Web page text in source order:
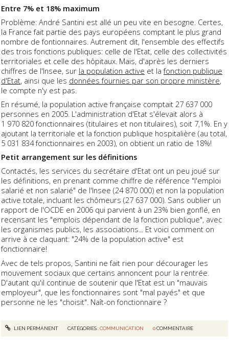
Entre 7% et 18% maximum
Problème: André Santini est allé un peu vite en besogne. Certes,
la France fait partie des pays européens comptant le plus grand
nombre de fontionnaires. Autrement dit, l'ensemble des effectifs
des trois fonctions publiques: celle de l'Etat, celle des collectivités
territoriales et celle des hôpitaux. Mais, d'après les derniers
chiffres de l'Insee, sur la population active et lafonction publique
d'Etat, ainsi que les données fournies par son propre ministère,
le compte n'y est pas.
En résumé, la population active française comptait 27 637 000
personnes en 2005. L'administration d'Etat s'élevait alors à
1 970 820 fonctionnaires (titulaires et non titulaires), soit 7,1%. En y
ajoutant la territoriale et la fonction publique hospitalière (au total,
5 031 834 fonctionnaires en 2003), on obtient un ratio de 18%!
Petit arrangement sur les définitions
Contactés, les services du secrétaire d'Etat ont un peu joué sur
les définitions, en prenant comme chiffre de référence "l'emploi
salarié et non salarié" de l'Insee (24 870 000) et non la population
active totale, incluant les chômeurs (27 637 000). Sans oublier un
rapport de l'OCDE en 2006 qui parvient à un 23% bien gonflé, en
recensant les "emplois dépendant de la fonction publique", avec
les organismes publics, les associations... Et voici comment on
arrive à ce claquant: "24% de la population active" est
fonctionnaire!
Avec de tels propos, Santini ne fait rien pour décourager les
mouvement sociaux que certains annoncent pour la rentrée.
D'autant qu'il continue de soutenir que l'Etat est un "mauvais
employeur", que les fonctionnaires sont "mal payés" et que
personne ne les "choisit". Naît-on fonctionnaire ?
LIEN PERMANENT CATÉGORIES :COMMUNICATION 0COMMENTAIRE